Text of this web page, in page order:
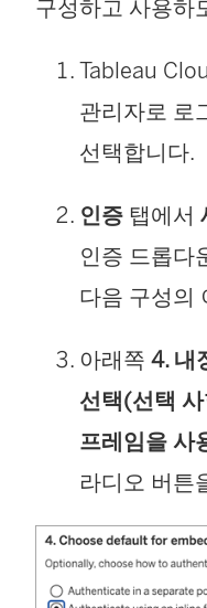
구성하고 사용하
Tableau
관리자로 로
선택합니다.
인증 탭에서
인증 드롭다
다음 구성의
아래쪽 4. 내
선택(선택
프레임을 사
라디오 버튼